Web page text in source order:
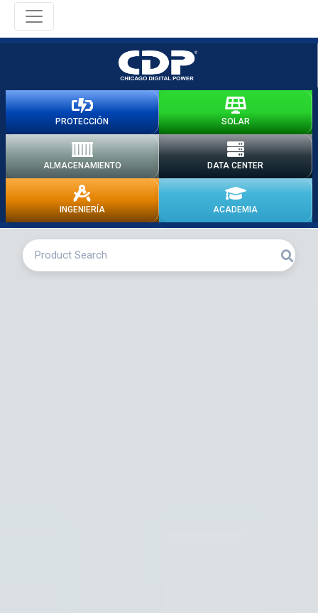
PROTECCIÓN SOLAR
ALMACENAMIENTO DATA CENTER
INGENIERÍA ACADEMIA